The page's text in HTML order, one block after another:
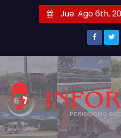
r
a
c
o
Jue. Ago 6th,